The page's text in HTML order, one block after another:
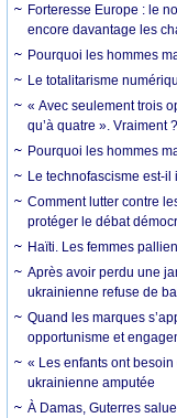
Forteresse Europe : le
encore davantage les
Pourquoi les hommes
Le totalitarisme
« Avec seulement trois
qu’à quatre ». Vraiment ?
Pourquoi les hommes
Le technofascisme est-il
Comment lutter contre
protéger le débat
Haïti. Les femmes
Après avoir perdu une
ukrainienne refuse de
Quand les marques
opportunisme et
« Les enfants ont
ukrainienne amputée
À Damas, Guterres